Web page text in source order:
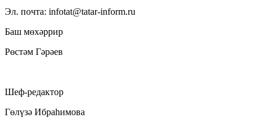
Эл. почта: infotat@tatar-inform.ru
Баш мөхәррир
Рөстәм Гәрәев
Шеф-редактор
Гөлүзә Ибраһимова